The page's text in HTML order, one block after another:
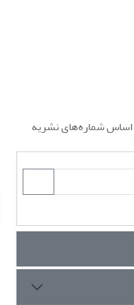
اساس شماره‌های نشریه